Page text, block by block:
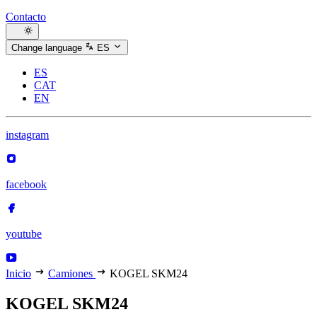
Contacto
Change language ES
ES
CAT
EN
instagram
facebook
youtube
Inicio Camiones KOGEL SKM24
KOGEL SKM24